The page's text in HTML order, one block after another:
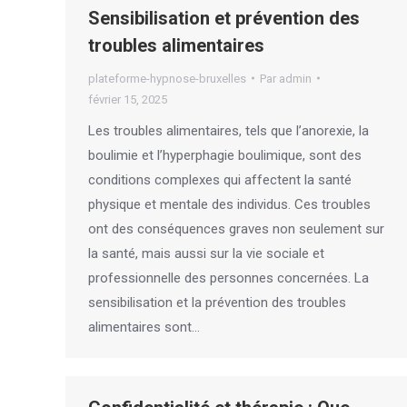
Sensibilisation et prévention des
troubles alimentaires
plateforme-hypnose-bruxelles Par admin
février 15, 2025
Les troubles alimentaires, tels que l’anorexie, la
boulimie et l’hyperphagie boulimique, sont des
conditions complexes qui affectent la santé
physique et mentale des individus. Ces troubles
ont des conséquences graves non seulement sur
la santé, mais aussi sur la vie sociale et
professionnelle des personnes concernées. La
sensibilisation et la prévention des troubles
alimentaires sont…